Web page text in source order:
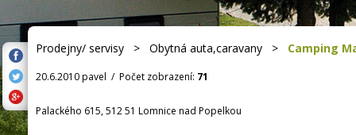
Prodejny/ servisy > Obytná auta,caravany > Camping
20.6.2010 pavel / Počet zobrazení: 71
Palackého 615, 512 51 Lomnice nad Popelkou